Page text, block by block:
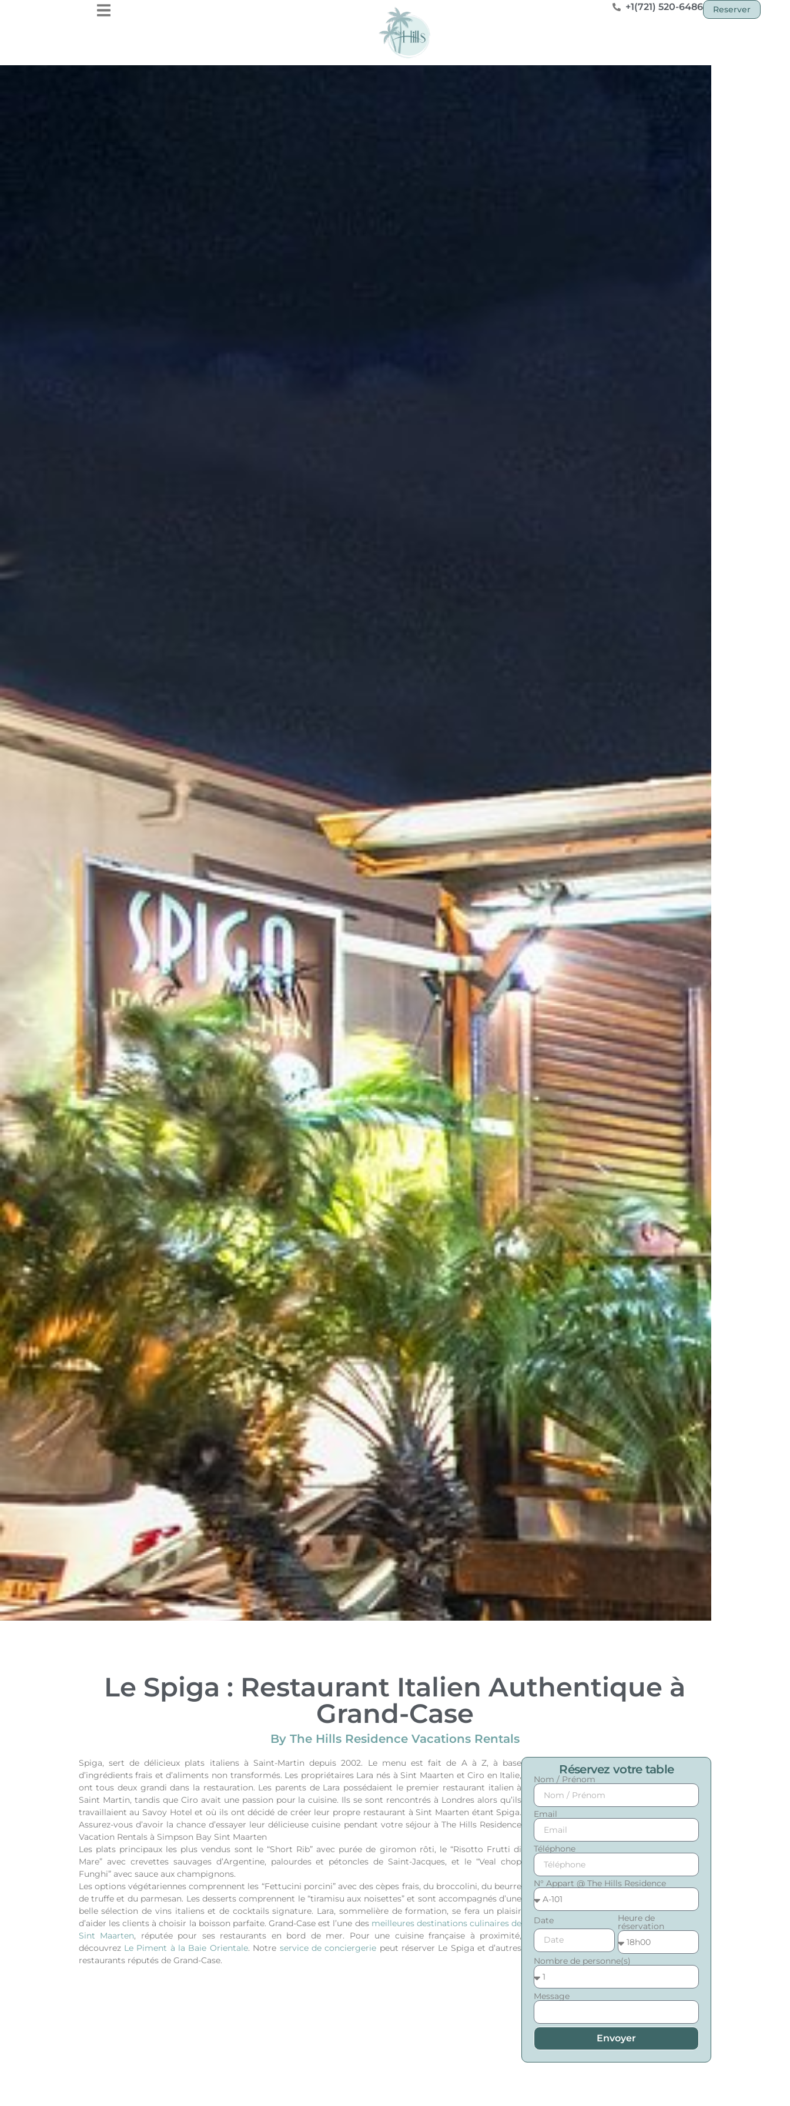
Reserver
+1(721) 520-6486
Le Spiga : Restaurant Italien Authentique à
Grand-Case
By The Hills Residence Vacations Rentals
Spiga, sert de délicieux plats italiens à Saint-Martin depuis 2002. Le menu est fait de A à Z, à base
d’ingrédients frais et d’aliments non transformés. Les propriétaires Lara nés à Sint Maarten et Ciro en Italie,
ont tous deux grandi dans la restauration. Les parents de Lara possédaient le premier restaurant italien à
Saint Martin, tandis que Ciro avait une passion pour la cuisine. Ils se sont rencontrés à Londres alors qu’ils
travaillaient au Savoy Hotel et où ils ont décidé de créer leur propre restaurant à Sint Maarten étant Spiga.
Assurez-vous d’avoir la chance d’essayer leur délicieuse cuisine pendant votre séjour à The Hills Residence
Vacation Rentals à Simpson Bay Sint Maarten
Les plats principaux les plus vendus sont le “Short Rib” avec purée de giromon rôti, le “Risotto Frutti di
Mare” avec crevettes sauvages d’Argentine, palourdes et pétoncles de Saint-Jacques, et le “Veal chop
Funghi” avec sauce aux champignons.
Les options végétariennes comprennent les “Fettucini porcini” avec des cèpes frais, du broccolini, du beurre
de truffe et du parmesan. Les desserts comprennent le “tiramisu aux noisettes” et sont accompagnés d’une
belle sélection de vins italiens et de cocktails signature. Lara, sommelière de formation, se fera un plaisir
d’aider les clients à choisir la boisson parfaite.Grand-Case est l’une des meilleures destinations culinaires de
Sint Maarten, réputée pour ses restaurants en bord de mer.
Pour une cuisine française à proximité,
découvrez Le Piment à la Baie Orientale. Notre service de conciergerie peut réserver Le Spiga et d’autres
restaurants réputés de Grand-Case.
Réservez votre table
Nom / Prénom
Email
Téléphone
N° Appart @ The Hills Residence
Date Heure de
réservation
Nombre de personne(s)
Message
Envoyer